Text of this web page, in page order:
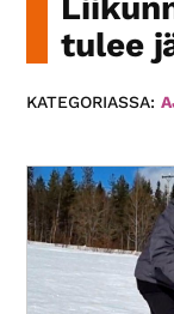
Paikallis­
puolilla
tarjoavat
tulee
KATEGORIASSA: